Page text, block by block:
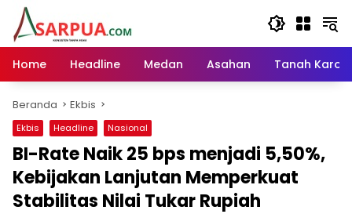
Langsung
konten
Home
Headline Medan Asahan Tanah Karo
Beranda Ekbis
Ekbis Headline Nasional
BI-Rate Naik 25 bps menjadi 5,50%,
Kebijakan Lanjutan Memperkuat
Stabilitas Nilai Tukar Rupiah